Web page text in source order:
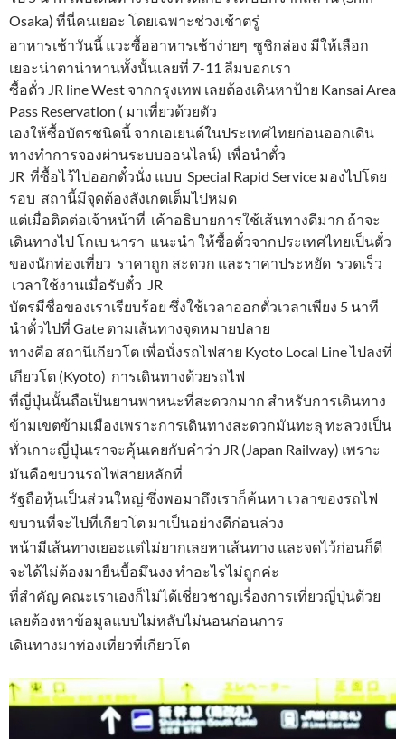
Osaka) ที่นี่คนเยอะ โดยเฉพาะช่วงเช้าตรู่
อาหารเช้าวันนี้ แวะซื้ออาหารเช้าง่ายๆ ซูชิกล่อง มีให้เลือก
เยอะน่าตาน่าทานทั้งนั้นเลยที่ 7-11 ลืมบอกเรา
ซื้อตั๋ว JR line West จากกรุงเทพ เลยต้องเดินหาป้าย Kansai Area
Pass Reservation ( มาเที่ยวด้วยตัว
เองให้ซื้อบัตรชนิดนี้ จากเอเยนต์ในประเทศไทยก่อนออกเดิน
ทางทำการจองผ่านระบบออนไลน์) เพื่อนำตั๋ว
JR ที่ซื้อไว้ไปออกตั๋วนั่ง แบบ Special Rapid Service มองไปโดย
รอบ สถานี้มีจุดต้องสังเกตเต็มไปหมด
แต่เมื่อติดต่อเจ้าหน้าที่ เค้าอธิบายการใช้เส้นทางดีมาก ถ้าจะ
เดินทางไป โกเบ นารา แนะนำ ให้ซื้อตั๋วจากประเทศไทยเป็นตั๋ว
ของนักท่องเที่ยว ราคาถูก สะดวก และราคาประหยัด รวดเร็ว
เวลาใช้งานเมื่อรับตั๋ว JR
บัตรมีชื่อของเราเรียบร้อย ซึ่งใช้เวลาออกตั๋วเวลาเพียง 5 นาที
นำตั๋วไปที่ Gate ตามเส้นทางจุดหมายปลาย
ทางคือ สถานีเกียวโต เพื่อนั่งรถไฟสาย Kyoto Local Line ไปลงที่
เกียวโต (Kyoto) การเดินทางด้วยรถไฟ
ที่ญี่ปุ่นนั้นถือเป็นยานพาหนะที่สะดวกมาก สำหรับการเดินทาง
ข้ามเขตข้ามเมืองเพราะการเดินทางสะดวกมันทะลุ ทะลวงเป็น
ทั่วเกาะญี่ปุ่นเราจะคุ้นเคยกับคำว่า JR (Japan Railway) เพราะ
มันคือขบวนรถไฟสายหลักที่
รัฐถือหุ้นเป็นส่วนใหญ่ ซึ่งพอมาถึงเราก็ค้นหา เวลาของรถไฟ
ขบวนที่จะไปที่เกียวโต มาเป็นอย่างดีก่อนล่วง
หน้ามีเส้นทางเยอะแต่ไม่ยากเลยหาเส้นทาง และจดไว้ก่อนก็ดี
จะได้ไม่ต้องมายืนบื้อมึนงง ทำอะไรไม่ถูกค่ะ
ที่สำคัญ คณะเราเองก็ไม่ได้เชี่ยวชาญเรื่องการเที่ยวญี่ปุ่นด้วย
เลยต้องหาข้อมูลแบบไม่หลับไม่นอนก่อนการ
เดินทางมาท่องเที่ยวที่เกียวโต